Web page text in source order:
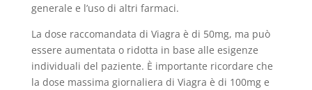
generale e l’uso di altri farmaci.
La dose raccomandata di Viagra è di 50mg, ma può
essere aumentata o ridotta in base alle esigenze
individuali del paziente. È importante ricordare che
la dose massima giornaliera di Viagra è di 100mg e